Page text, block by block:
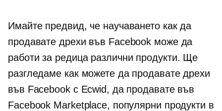
Имайте предвид, че научаването как да
продавате дрехи във Facebook може да
работи за редица различни продукти. Ще
разгледаме как можете да продавате дрехи
във Facebook с Ecwid, да продавате във
Facebook Marketplace, популярни продукти в